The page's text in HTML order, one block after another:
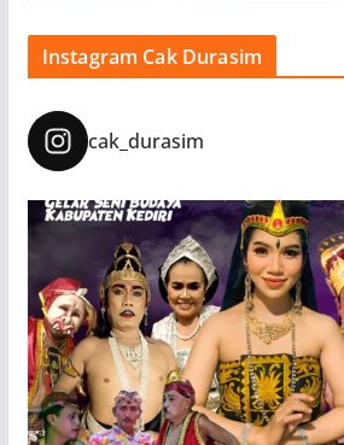
Instagram Cak Durasim
cak_durasim